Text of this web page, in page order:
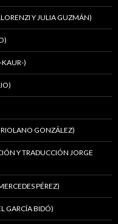
Y JULIA GUZMÁN)
KAUR-)
GONZÁLEZ)
Y TRADUCCIÓN JORGE
PÉREZ)
GARCÍA BIDÓ)